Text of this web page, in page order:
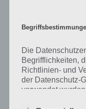
Die
Begrifflichkeiten,
Richtlinien- und
der Datenschutz-
verwendet